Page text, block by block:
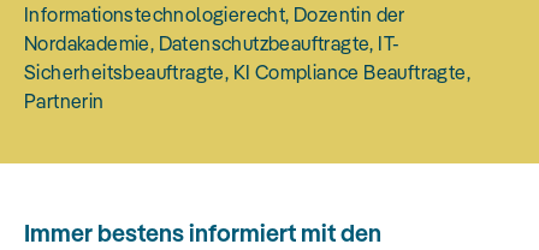
Informationstechnologierecht, Dozentin der
Nordakademie, Datenschutzbeauftragte, IT-
Sicherheitsbeauftragte, KI Compliance Beauftragte,
Partnerin
Immer bestens informiert mit den